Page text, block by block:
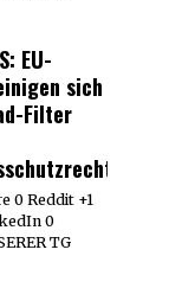
EU-
sich
Filter
0 Reddit +1
0
TG